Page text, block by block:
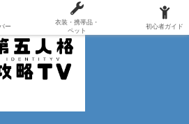
ー
衣装・携帯品・
ペット
初心者ガイド